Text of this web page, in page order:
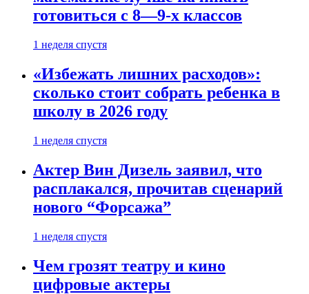
готовиться с 8—9-х классов
1 неделя спустя
«Избежать лишних расходов»:
сколько стоит собрать ребенка в
школу в 2026 году
1 неделя спустя
Актер Вин Дизель заявил, что
расплакался, прочитав сценарий
нового “Форсажа”
1 неделя спустя
Чем грозят театру и кино
цифровые актеры